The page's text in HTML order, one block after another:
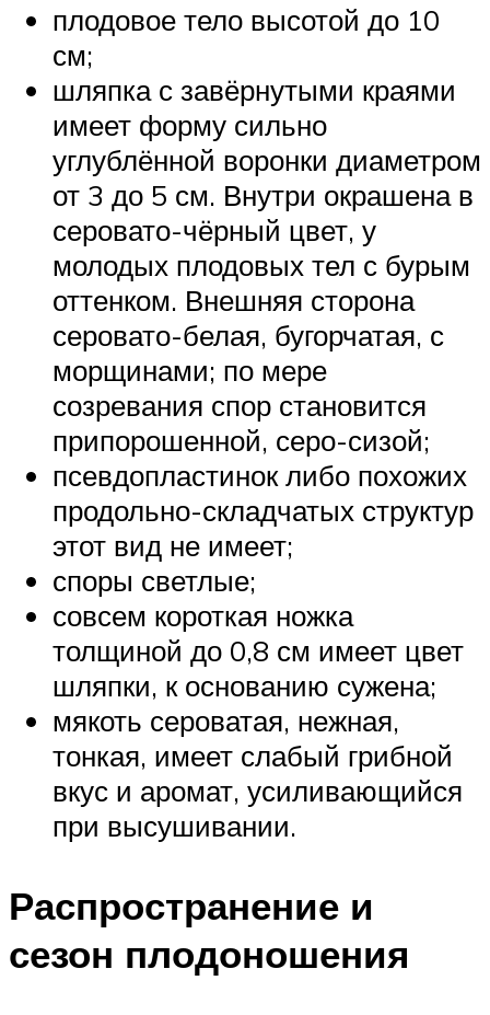
плодовое тело высотой до 10
см;
шляпка с завёрнутыми краями
имеет форму сильно
углублённой воронки диаметром
от 3 до 5 см. Внутри окрашена в
серовато-чёрный цвет, у
молодых плодовых тел с бурым
оттенком. Внешняя сторона
серовато-белая, бугорчатая, с
морщинами; по мере
созревания спор становится
припорошенной, серо-сизой;
псевдопластинок либо похожих
продольно-складчатых структур
этот вид не имеет;
споры светлые;
совсем короткая ножка
толщиной до 0,8 см имеет цвет
шляпки, к основанию сужена;
мякоть сероватая, нежная,
тонкая, имеет слабый грибной
вкус и аромат, усиливающийся
при высушивании.
Распространение и
сезон плодоношения